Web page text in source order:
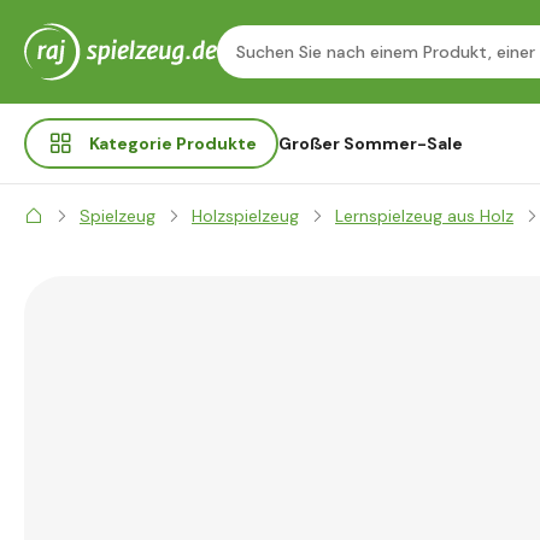
Kategorie Produkte Großer Sommer-Sale
Spielzeug Holzspielzeug Lernspielzeug aus Holz